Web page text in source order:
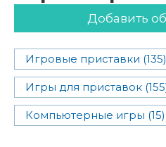
Добавить
Игровые приставки (135)
Игры для приставок
Компьютерные игры (15)